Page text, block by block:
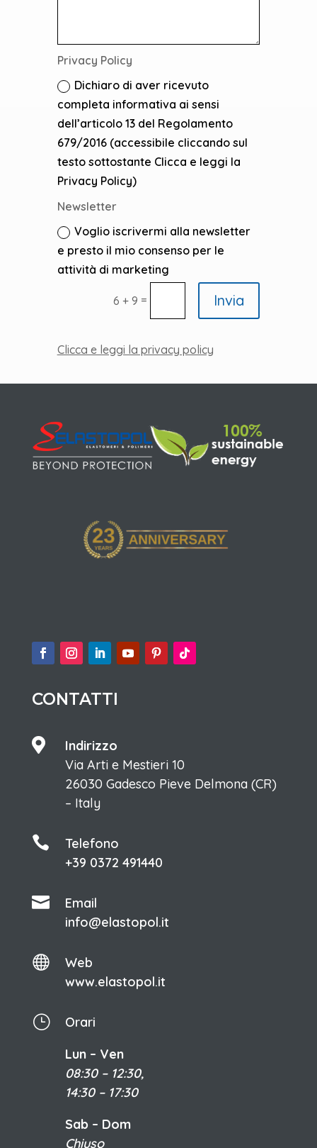
Privacy Policy
Dichiaro di aver ricevuto
completa informativa ai sensi
dell’articolo 13 del Regolamento
679/2016 (accessibile cliccando sul
testo sottostante Clicca e leggi la
Privacy Policy)
Newsletter
Voglio iscrivermi alla newsletter
e presto il mio consenso per le
attività di marketing
6 + 9 = Invia
Clicca e leggi la privacy policy
CONTATTI

Indirizzo
Via Arti e Mestieri 10
26030 Gadesco Pieve Delmona (CR)
– Italy

Telefono
+39 0372 491440

Email
info@elastopol.it

Web
www.elastopol.it
}
Orari
Lun – Ven
08:30 – 12:30,
14:30 – 17:30
Sab – Dom
Chiuso